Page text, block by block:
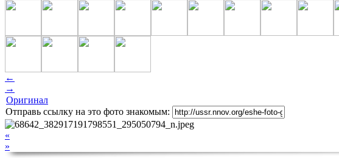
←
→
Оригинал
Отправь ссылку на это фото знакомым:
«
»